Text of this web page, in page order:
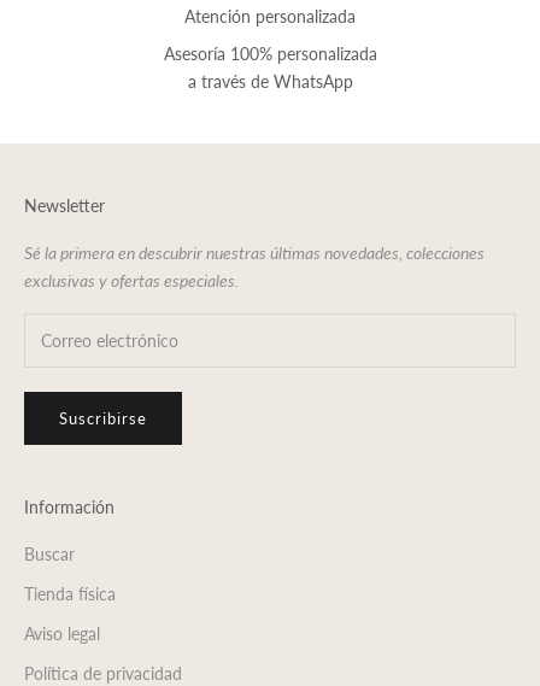
Atención personalizada
Asesoría 100% personalizada
a través de WhatsApp
Newsletter
Sé la primera en descubrir nuestras últimas novedades, colecciones
exclusivas y ofertas especiales.
Suscribirse
Información
Buscar
Tienda física
Aviso legal
Política de privacidad